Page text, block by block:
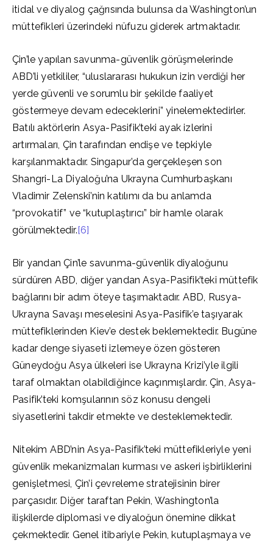
itidal ve diyalog çağrısında bulunsa da Washington’un
müttefikleri üzerindeki nüfuzu giderek artmaktadır.
Çin’le yapılan savunma-güvenlik görüşmelerinde
ABD’li yetkililer, “uluslararası hukukun izin verdiği her
yerde güvenli ve sorumlu bir şekilde faaliyet
göstermeye devam edeceklerini” yinelemektedirler.
Batılı aktörlerin Asya-Pasifik’teki ayak izlerini
artırmaları, Çin tarafından endişe ve tepkiyle
karşılanmaktadır. Singapur’da gerçekleşen son
Shangri-La Diyaloğu’na Ukrayna Cumhurbaşkanı
Vladimir Zelenski’nin katılımı da bu anlamda
“provokatif” ve “kutuplaştırıcı” bir hamle olarak
görülmektedir. [6]
Bir yandan Çin’le savunma-güvenlik diyaloğunu
sürdüren ABD, diğer yandan Asya-Pasifik’teki müttefik
bağlarını bir adım öteye taşımaktadır. ABD, Rusya-
Ukrayna Savaşı meselesini Asya-Pasifik’e taşıyarak
müttefiklerinden Kiev’e destek beklemektedir. Bugüne
kadar denge siyaseti izlemeye özen gösteren
Güneydoğu Asya ülkeleri ise Ukrayna Krizi’yle ilgili
taraf olmaktan olabildiğince kaçınmışlardır. Çin, Asya-
Pasifik’teki komşularının söz konusu dengeli
siyasetlerini takdir etmekte ve desteklemektedir.
Nitekim ABD’nin Asya-Pasifik’teki müttefikleriyle yeni
güvenlik mekanizmaları kurması ve askeri işbirliklerini
genişletmesi, Çin’i çevreleme stratejisinin birer
parçasıdır. Diğer taraftan Pekin, Washington’la
ilişkilerde diplomasi ve diyaloğun önemine dikkat
çekmektedir. Genel itibariyle Pekin, kutuplaşmaya ve